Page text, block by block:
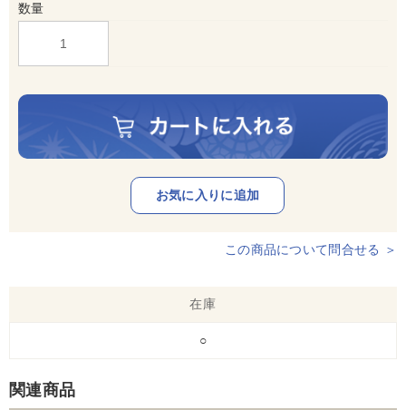
数量
この商品について問合せる ＞
在庫
○
関連商品